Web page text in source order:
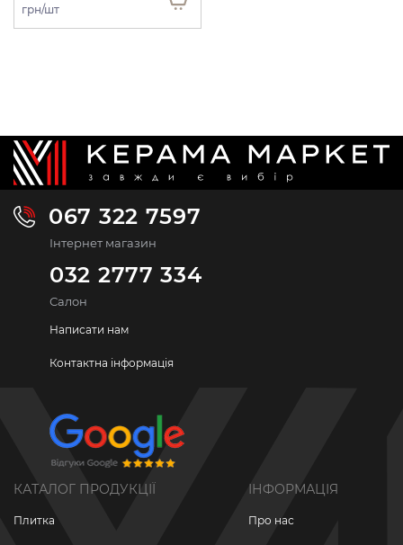
грн/шт
067 322 7597
Інтернет магазин
032 2777 334
Салон
Написати нам
Контактна інформація
КАТАЛОГ ПРОДУКЦІЇ
Плитка
ІНФОРМАЦІЯ
Про нас